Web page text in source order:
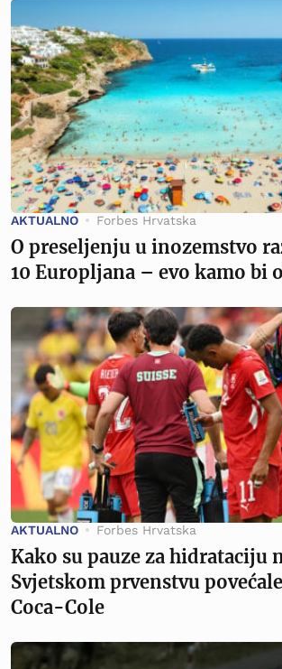
AKTUALNO Forbes Hrvatska
O preseljenju u inozemstvo
10 Europljana – evo kamo bi
AKTUALNO Forbes Hrvatska
Kako su pauze za hidrataciju
Svjetskom prvenstvu
Coca-Cole